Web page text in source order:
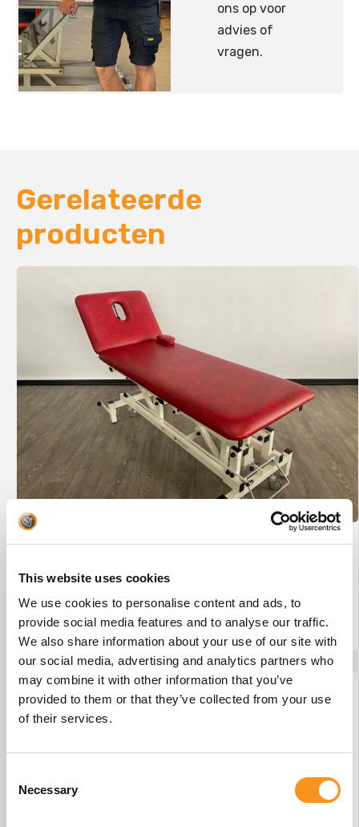
This website uses cookies
We use cookies to personalise content and ads, to
provide social media features and to analyse our traffic.
We also share information about your use of our site with
our social media, advertising and analytics partners who
may combine it with other information that you’ve
provided to them or that they’ve collected from your use
of their services.
Selection
Necessary
ons op voor
advies of
vragen.
Gerelateerde
producten
Wesseling Eco-Line 2 #29
€875,00
BESTEL NU!